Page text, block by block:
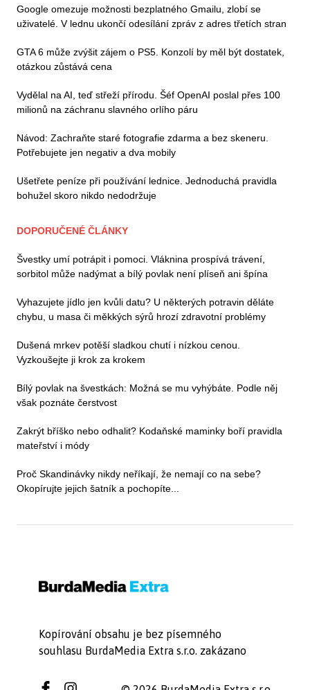
Google omezuje možnosti bezplatného Gmailu, zlobí se
uživatelé. V lednu ukončí odesílání zpráv z adres třetích stran
GTA 6 může zvýšit zájem o PS5. Konzolí by měl být dostatek,
otázkou zůstává cena
Vydělal na AI, teď střeží přírodu. Šéf OpenAI poslal přes 100
milionů na záchranu slavného orlího páru
Návod: Zachraňte staré fotografie zdarma a bez skeneru.
Potřebujete jen negativ a dva mobily
Ušetřete peníze při používání lednice. Jednoduchá pravidla
bohužel skoro nikdo nedodržuje
DOPORUČENÉ ČLÁNKY
Švestky umí potrápit i pomoci. Vláknina prospívá trávení,
sorbitol může nadýmat a bílý povlak není plíseň ani špína
Vyhazujete jídlo jen kvůli datu? U některých potravin děláte
chybu, u masa či měkkých sýrů hrozí zdravotní problémy
Dušená mrkev potěší sladkou chutí i nízkou cenou.
Vyzkoušejte ji krok za krokem
Bílý povlak na švestkách: Možná se mu vyhýbáte. Podle něj
však poznáte čerstvost
Zakrýt bříško nebo odhalit? Kodaňské maminky boří pravidla
mateřství i módy
Proč Skandinávky nikdy neříkají, že nemají co na sebe?
Okopírujte jejich šatník a pochopíte...
Kopírování obsahu je bez písemného
souhlasu BurdaMedia Extra s.r.o. zakázano